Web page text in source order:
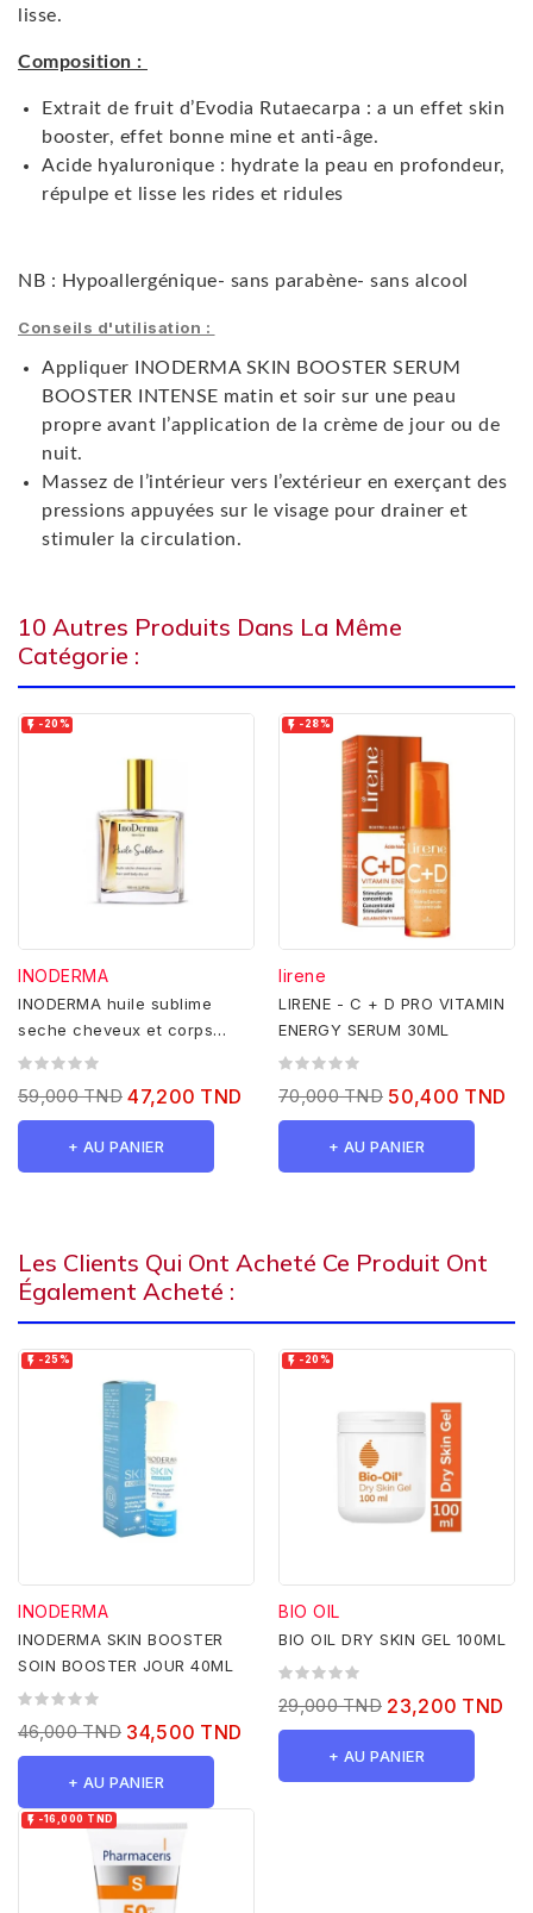
lisse.
Composition :
Extrait de fruit d’Evodia Rutaecarpa : a un effet skin
booster, effet bonne mine et anti-âge.
Acide hyaluronique : hydrate la peau en profondeur,
répulpe et lisse les rides et ridules
NB : Hypoallergénique- sans parabène- sans alcool
Conseils d'utilisation :
Appliquer INODERMA SKIN BOOSTER SERUM
BOOSTER INTENSE matin et soir sur une peau
propre avant l’application de la crème de jour ou de
nuit.
Massez de l’intérieur vers l’extérieur en exerçant des
pressions appuyées sur le visage pour drainer et
stimuler la circulation.
10 Autres Produits Dans La Même
Catégorie :
 -20%
INODERMA
INODERMA huile sublime
seche cheveux et corps
100ml
59,000 TND 47,200 TND
+ AU PANIER
 -28%
lirene
LIRENE - C + D PRO VITAMIN
ENERGY SERUM 30ML
70,000 TND 50,400 TND
+ AU PANIER
Les Clients Qui Ont Acheté Ce Produit Ont
Également Acheté :
 -25%
INODERMA
INODERMA SKIN BOOSTER
SOIN BOOSTER JOUR 40ML
46,000 TND 34,500 TND
+ AU PANIER
 -20%
BIO OIL
BIO OIL DRY SKIN GEL 100ML
29,000 TND 23,200 TND
+ AU PANIER
 -16,000 TND